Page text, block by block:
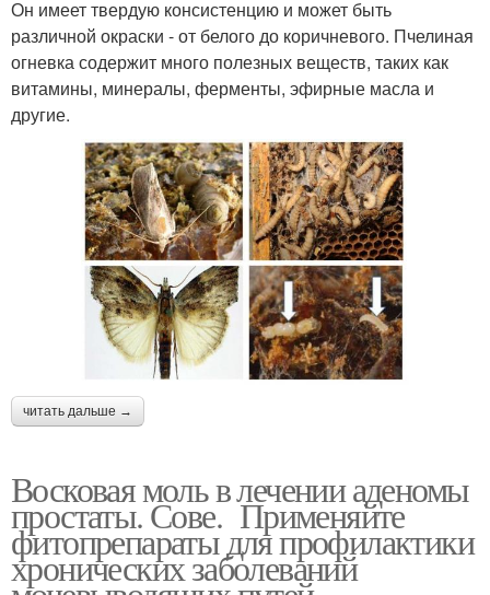
Он имеет твердую консистенцию и может быть
различной окраски - от белого до коричневого. Пчелиная
огневка содержит много полезных веществ, таких как
витамины, минералы, ферменты, эфирные масла и
другие.
читать дальше →
Восковая моль в лечении аденомы
простаты. Сове. Применяйте
фитопрепараты для профилактики
хронических заболеваний